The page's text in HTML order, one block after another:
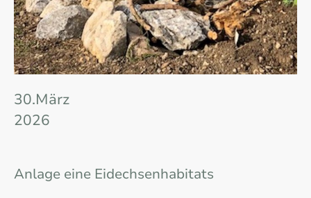
30.März
2026
Anlage eine Eidechsenhabitats